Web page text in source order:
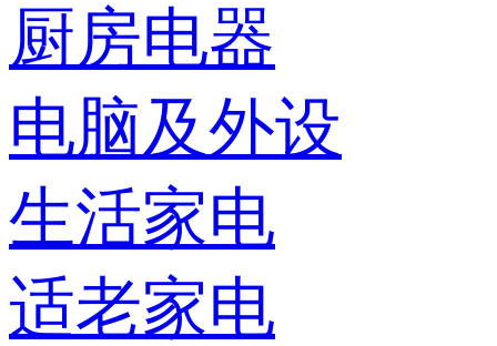
厨房电器
电脑及外设
生活家电
适老家电